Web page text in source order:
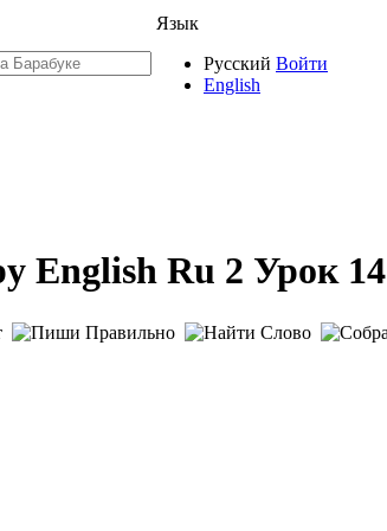
Язык
Русский
English
Войти
English Ru 2 Урок 14